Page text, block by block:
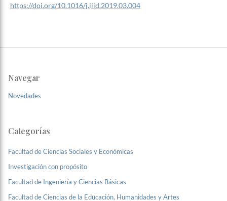
https://doi.org/10.1016/j.ijid.2019.03.004
Navegar
Novedades
Categorías
Facultad de Ciencias Sociales y Económicas
Investigación con propósito
Facultad de Ingeniería y Ciencias Básicas
Facultad de Ciencias de la Educación, Humanidades y Artes